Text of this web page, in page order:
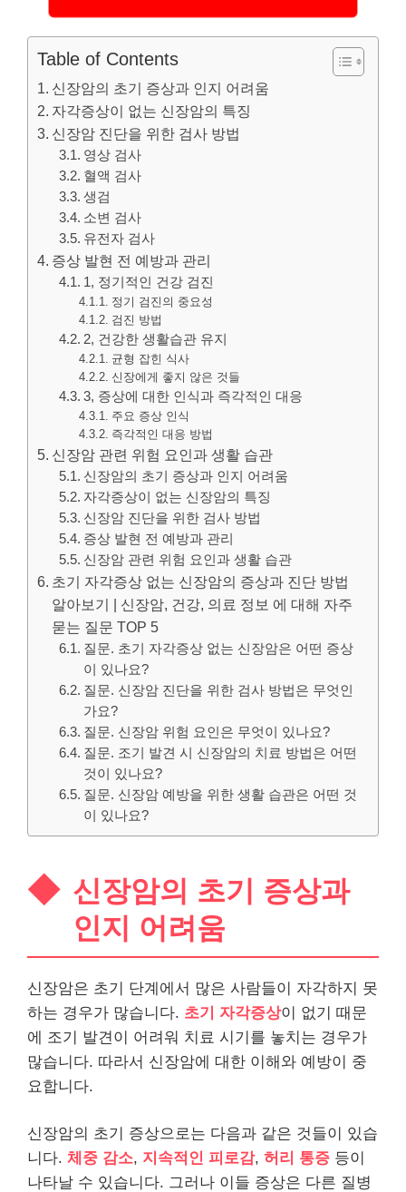
Table of Contents
신장암의 초기 증상과 인지 어려움
자각증상이 없는 신장암의 특징
신장암 진단을 위한 검사 방법
영상 검사
혈액 검사
생검
소변 검사
유전자 검사
증상 발현 전 예방과 관리
1, 정기적인 건강 검진
정기 검진의 중요성
검진 방법
2, 건강한 생활습관 유지
균형 잡힌 식사
신장에게 좋지 않은 것들
3, 증상에 대한 인식과 즉각적인 대응
주요 증상 인식
즉각적인 대응 방법
신장암 관련 위험 요인과 생활 습관
신장암의 초기 증상과 인지 어려움
자각증상이 없는 신장암의 특징
신장암 진단을 위한 검사 방법
증상 발현 전 예방과 관리
신장암 관련 위험 요인과 생활 습관
초기 자각증상 없는 신장암의 증상과 진단 방법
알아보기 | 신장암, 건강, 의료 정보 에 대해 자주
묻는 질문 TOP 5
질문. 초기 자각증상 없는 신장암은 어떤 증상
이 있나요?
질문. 신장암 진단을 위한 검사 방법은 무엇인
가요?
질문. 신장암 위험 요인은 무엇이 있나요?
질문. 조기 발견 시 신장암의 치료 방법은 어떤
것이 있나요?
질문. 신장암 예방을 위한 생활 습관은 어떤 것
이 있나요?
신장암의 초기 증상과
인지 어려움
신장암은 초기 단계에서 많은 사람들이 자각하지 못
하는 경우가 많습니다. 초기 자각증상이 없기 때문
에 조기 발견이 어려워 치료 시기를 놓치는 경우가
많습니다. 따라서 신장암에 대한 이해와 예방이 중
요합니다.
신장암의 초기 증상으로는 다음과 같은 것들이 있습
니다. 체중 감소, 지속적인 피로감, 허리 통증 등이
나타날 수 있습니다. 그러나 이들 증상은 다른 질병